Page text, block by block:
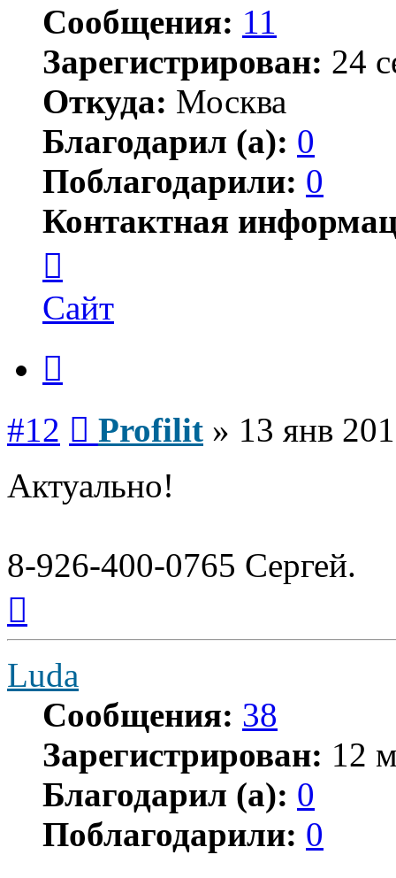
Сообщения: 11
Зарегистрирован: 24
Откуда: Москва
Благодарил (а): 0
Поблагодарили: 0
Контактная
пользователя
Profilit
Сайт
#12 Profilit » 13 янв
Актуально!
8-926-400-0765 Сергей.
началу
Luda
Сообщения: 38
Зарегистрирован: 12
Благодарил (а): 0
Поблагодарили: 0